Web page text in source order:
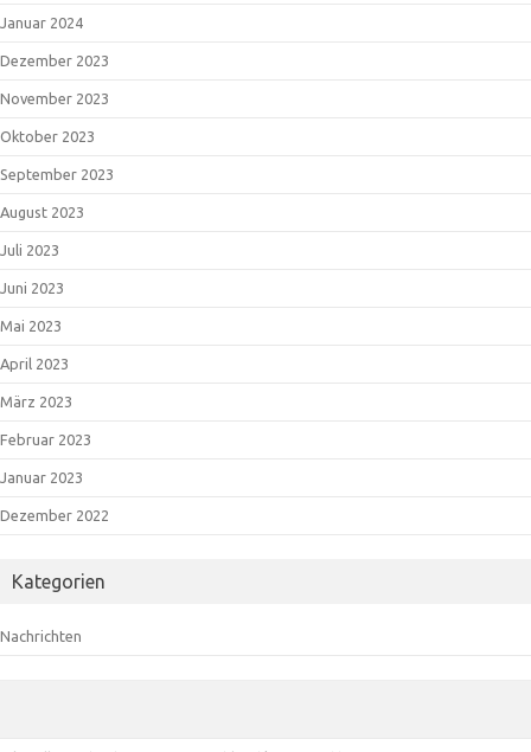
Januar 2024
Dezember 2023
November 2023
Oktober 2023
September 2023
August 2023
Juli 2023
Juni 2023
Mai 2023
April 2023
März 2023
Februar 2023
Januar 2023
Dezember 2022
Kategorien
Nachrichten